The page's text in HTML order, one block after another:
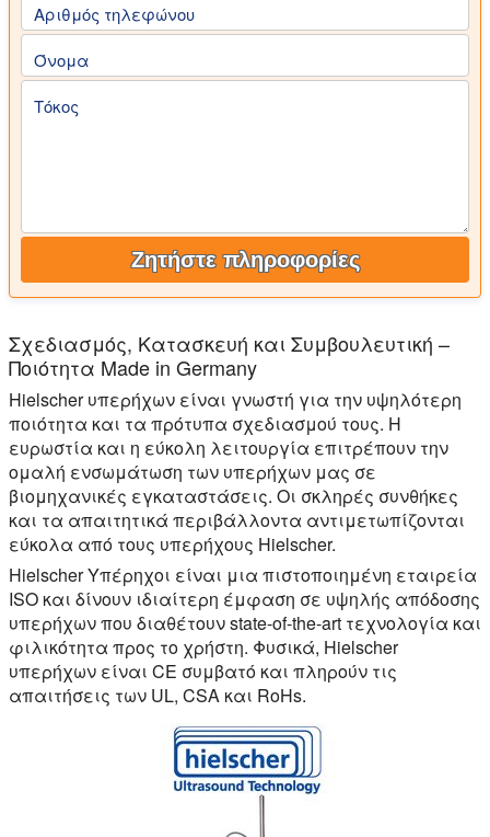
Αριθμός τηλεφώνου
Όνομα
Τόκος
Ζητήστε πληροφορίες
Σχεδιασμός, Κατασκευή και Συμβουλευτική –
Ποιότητα Made in Germany
Hielscher υπερήχων είναι γνωστή για την υψηλότερη
ποιότητα και τα πρότυπα σχεδιασμού τους. Η
ευρωστία και η εύκολη λειτουργία επιτρέπουν την
ομαλή ενσωμάτωση των υπερήχων μας σε
βιομηχανικές εγκαταστάσεις. Οι σκληρές συνθήκες
και τα απαιτητικά περιβάλλοντα αντιμετωπίζονται
εύκολα από τους υπερήχους Hielscher.
Hielscher Υπέρηχοι είναι μια πιστοποιημένη εταιρεία
ISO και δίνουν ιδιαίτερη έμφαση σε υψηλής απόδοσης
υπερήχων που διαθέτουν state-of-the-art τεχνολογία και
φιλικότητα προς το χρήστη. Φυσικά, Hielscher
υπερήχων είναι CE συμβατό και πληρούν τις
απαιτήσεις των UL, CSA και RoHs.